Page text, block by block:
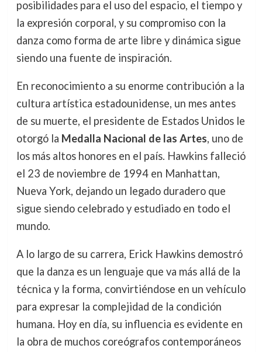
posibilidades para el uso del espacio, el tiempo y
la expresión corporal, y su compromiso con la
danza como forma de arte libre y dinámica sigue
siendo una fuente de inspiración.
En reconocimiento a su enorme contribución a la
cultura artística estadounidense, un mes antes
de su muerte, el presidente de Estados Unidos le
otorgó la Medalla Nacional de las Artes, uno de
los más altos honores en el país. Hawkins falleció
el 23 de noviembre de 1994 en Manhattan,
Nueva York, dejando un legado duradero que
sigue siendo celebrado y estudiado en todo el
mundo.
A lo largo de su carrera, Erick Hawkins demostró
que la danza es un lenguaje que va más allá de la
técnica y la forma, convirtiéndose en un vehículo
para expresar la complejidad de la condición
humana. Hoy en día, su influencia es evidente en
la obra de muchos coreógrafos contemporáneos